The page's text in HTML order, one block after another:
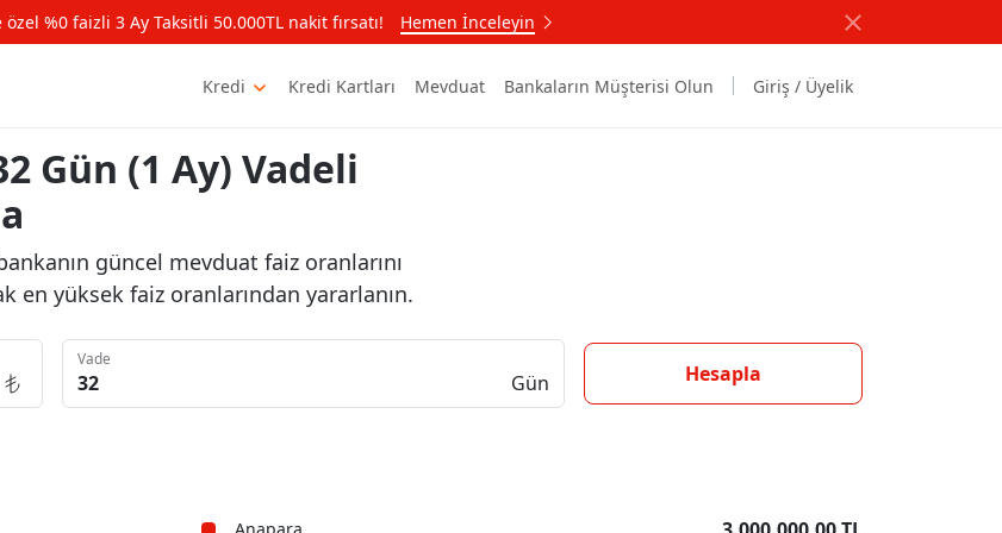
%0 faizli 3 Ay Taksitli 50.000TL nakit fırsatı! Hemen İnceleyin
Kredi Kredi Kartları Mevduat Bankaların Müşterisi Olun Giriş / Üyelik
Gün (1 Ay) Vadeli
güncel mevduat faiz oranlarını
en yüksek faiz oranlarından yararlanın.
Vade
Gün Hesapla